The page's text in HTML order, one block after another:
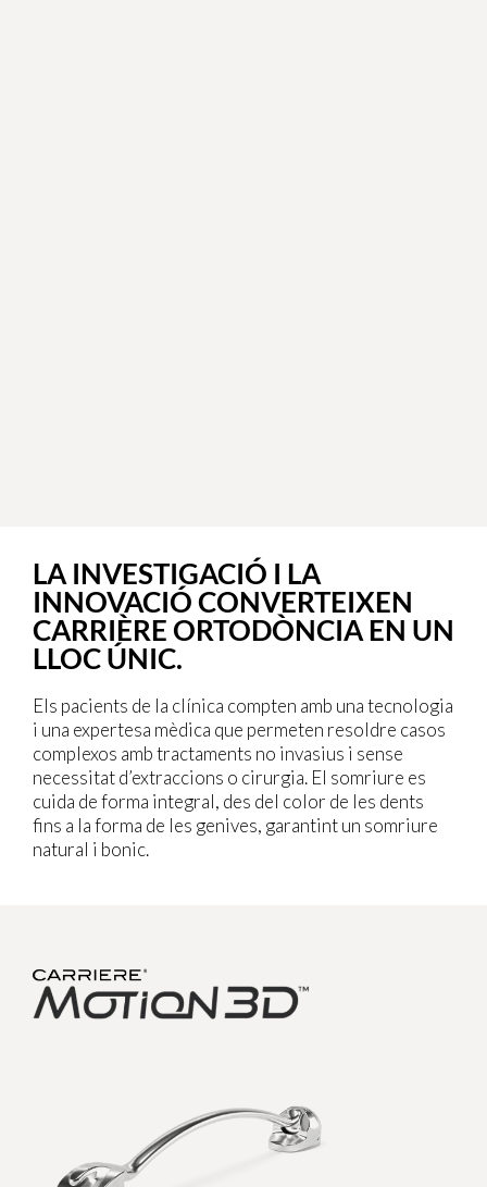
LA INVESTIGACIÓ I LA
INNOVACIÓ CONVERTEIXEN
CARRIÈRE ORTODÒNCIA EN UN
LLOC ÚNIC.
Els pacients de la clínica compten amb una tecnologia
i una expertesa mèdica que permeten resoldre casos
complexos amb tractaments no invasius i sense
necessitat d’extraccions o cirurgia. El somriure es
cuida de forma integral, des del color de les dents
fins a la forma de les genives, garantint un somriure
natural i bonic.